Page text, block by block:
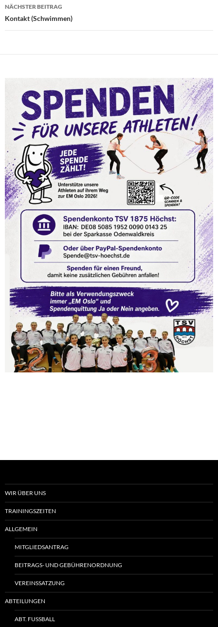
NÄCHSTER BEITRAG
Kontakt (Schwimmen)
WIR ÜBER UNS
TRAININGSZEITEN
ALLGEMEIN
MITGLIEDSANTRAG
BEITRAGS- UND GEBÜHRENORDNUNG
VEREINSSATZUNG
ABTEILUNGEN
ABT. FUSSBALL